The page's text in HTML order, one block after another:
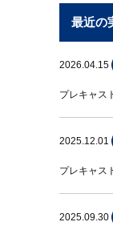
最近の
2026.04.15
プレキャス
2025.12.01
プレキャス
2025.09.30